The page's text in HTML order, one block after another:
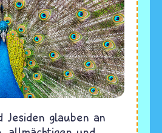
Jesiden glauben an